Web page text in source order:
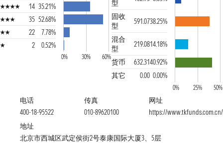
14 35.21%
35 52.68%
22
7.78%
2
0.52%
0% 30% 60%
型
固收
型
591.0738.25%
混合
型
219.0814.18%
货币
632.3140.92%
其它
0.00 0.00%
0% 25% 50%
电话
400-18-95522
传真
010-89620100
网址
https://www.tkfunds.com.cn/
地址
北京市西城区武定侯街2号泰康国际大厦3、5层